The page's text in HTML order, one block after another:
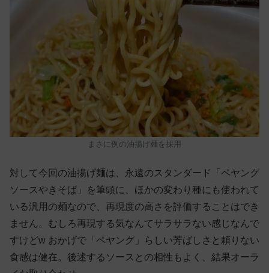
まさに例の油揚げ麺を採用
対して今回の油揚げ麺は、永遠のスタンダード「ペヤング
ソースやきそば」を筆頭に、ほかの変わり種にも使われて
いる汎用の麺なので、再現度の高さを評価することはでき
ません。むしろ再現する気なんてサラサラない感じなんで
すけどw おかげで「ペヤング」らしい芳ばしさと頼りない
食感は健在。後述するソースとの相性もよく、結果オーラ